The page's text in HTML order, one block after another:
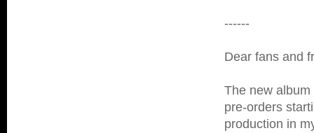
------
Dear fans and
The new
pre-orders
production in